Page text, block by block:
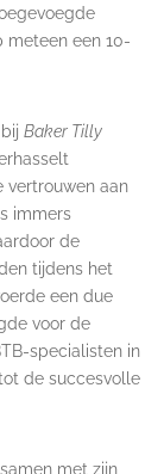
meteen een 10-
Baker Tilly
vertrouwen aan
immers
de
tijdens het
een due
voor de
specialisten in
de succesvolle
met zijn